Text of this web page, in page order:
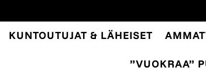
KUNTOUTUJAT & LÄHEISET
”VUOKRAA”